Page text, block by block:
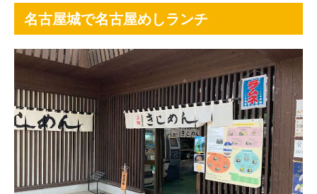
名古屋城で名古屋めしランチ